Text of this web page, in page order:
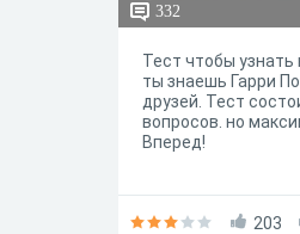
332
Тест чтобы узнать
ты знаешь Гарри
друзей. Тест
вопросов. но
Вперед!
203